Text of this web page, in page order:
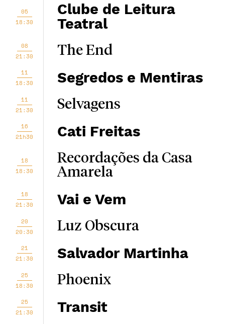
05
18:30
Clube de Leitura
Teatral
08
21:30
The End
11
18:30
Segredos e Mentiras
11
21:30
Selvagens
16
21h30
Cati Freitas
18
18:30
Recordações da Casa
Amarela
18
21:30
Vai e Vem
20
20:30
Luz Obscura
21
21:30
Salvador Martinha
25
18:30
Phoenix
25
21:30
Transit